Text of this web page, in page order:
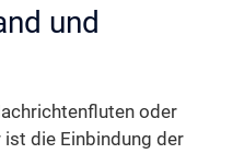
und
oder
die Einbindung der